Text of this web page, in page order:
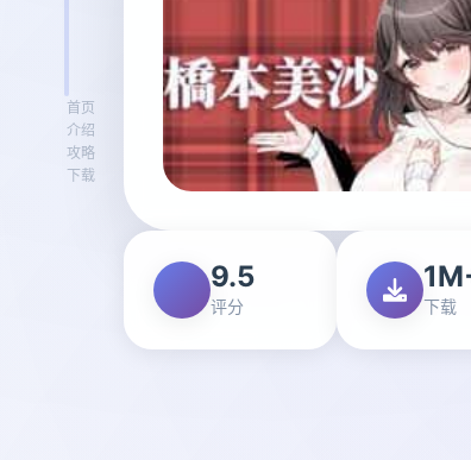
首页
介绍
攻略
下载
9.5
评分 下载